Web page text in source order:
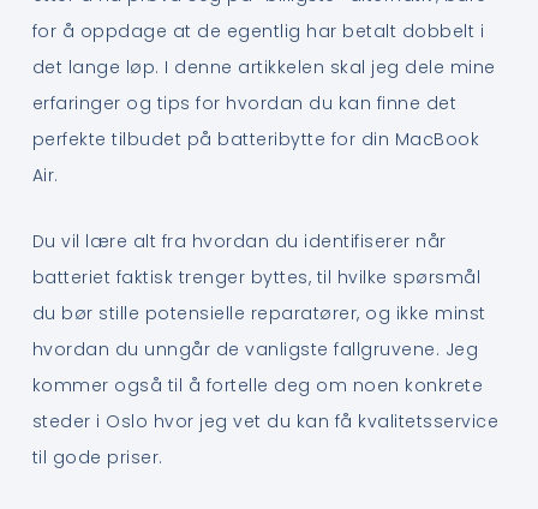
for å oppdage at de egentlig har betalt dobbelt i
det lange løp. I denne artikkelen skal jeg dele mine
erfaringer og tips for hvordan du kan finne det
perfekte tilbudet på batteribytte for din MacBook
Air.
Du vil lære alt fra hvordan du identifiserer når
batteriet faktisk trenger byttes, til hvilke spørsmål
du bør stille potensielle reparatører, og ikke minst
hvordan du unngår de vanligste fallgruvene. Jeg
kommer også til å fortelle deg om noen konkrete
steder i Oslo hvor jeg vet du kan få kvalitetsservice
til gode priser.